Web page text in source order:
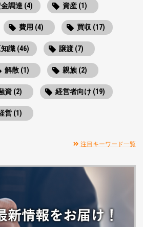
調達 (4) 資産 (1)
費用 (4) 買収 (17)
識 (46) 譲渡 (7)
解散 (1) 親族 (2)
資 (2) 経営者向け (19)
営 (1)
注目キーワード一覧